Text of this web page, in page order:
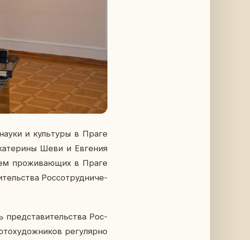
и куль­ту­ры в Праге
Шеви и Ев­ге­ния
про­жи­ва­ю­щих в Праге
Рос­со­труд­ни­че­
пред­ста­ви­тель­ства Рос­
ре­гу­ляр­но